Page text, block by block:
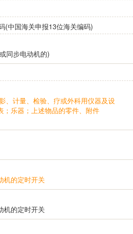
(中国海关申报13位海关编码)
同步电动机的)
、计量、检验、疗或外科用仪器及设
；乐器；上述物品的零件、附件
机的定时开关
机的定时开关